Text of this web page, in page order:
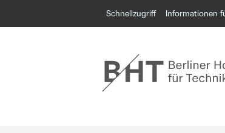
Schnellzugriff Informationen